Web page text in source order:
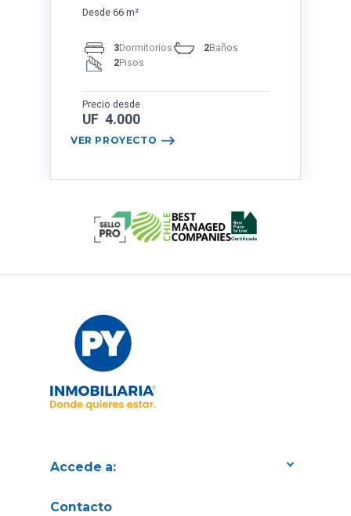
Desde 66 m²
3Dormitorios 2Baños
2Pisos
Precio desde
UF 4.000
VER PROYECTO
Accede a:
Contacto